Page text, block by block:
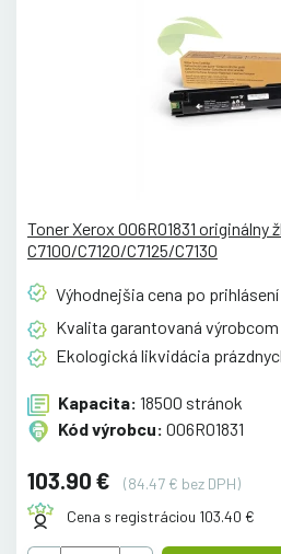
Toner Xerox 006R01831 originálny
C7100/C7120/C7125/C7130
Výhodnejšia cena po prihlásení
Kvalita garantovaná výrobcom
Ekologická likvidácia
Kapacita: 18500 stránok
Kód výrobcu: 006R01831
103.90 €
(84.47 € bez DPH)
Cena s registráciou 103.40 €